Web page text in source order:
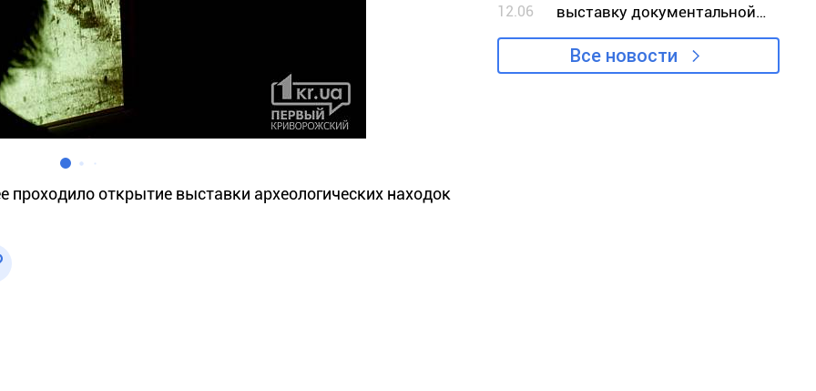
открытие выставки археологических находок
12.06
выставку документальной
фотографии
Все новости